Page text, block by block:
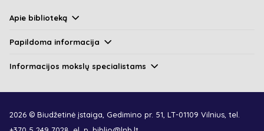
Apie biblioteką
Papildoma informacija
Informacijos mokslų specialistams
2026 © Biudžetinė įstaiga, Gedimino pr. 51, LT-01109 Vilnius, tel.